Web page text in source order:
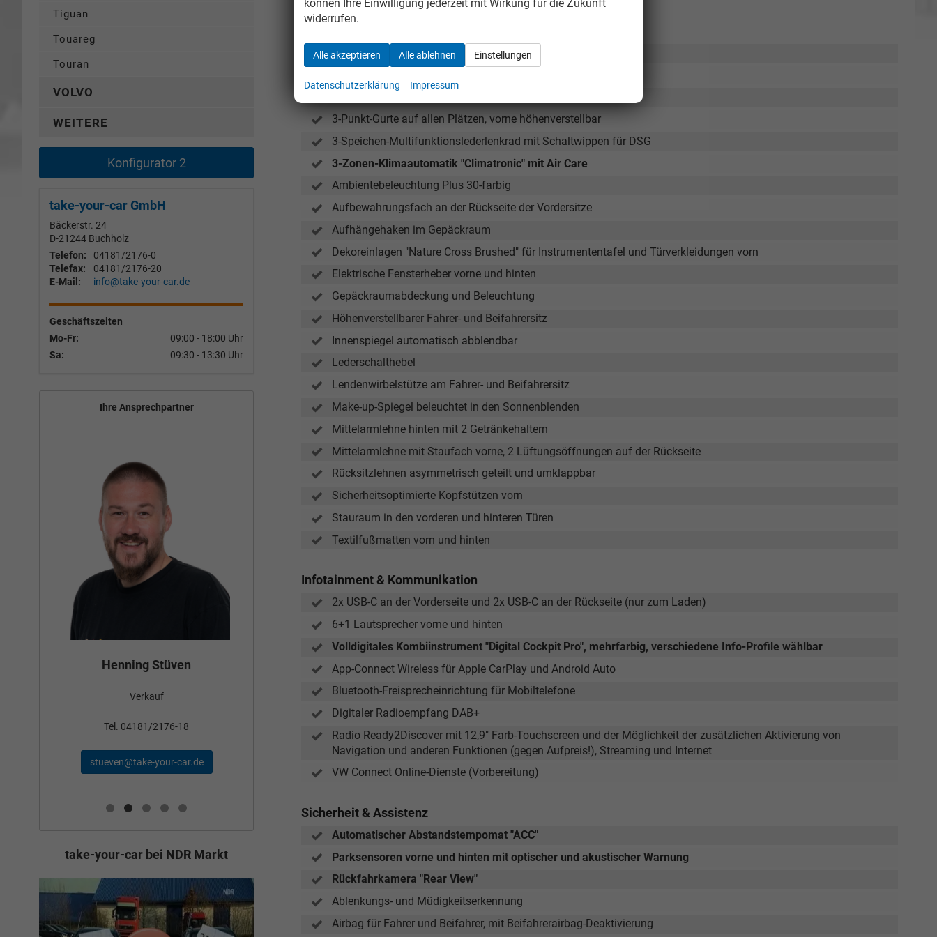
12V-Steckdose im Gepäckraum
3-Punkt-Gurte auf allen Plätzen, vorne höhenverstellbar
3-Speichen-Multifunktionslederlenkrad mit Schaltwippen für DSG
3-Zonen-Klimaautomatik "Climatronic" mit Air Care
Ambientebeleuchtung Plus 30-farbig
Aufbewahrungsfach an der Rückseite der Vordersitze
Aufhängehaken im Gepäckraum
Dekoreinlagen "Nature Cross Brushed" für Instrumententafel und Türverkleidungen vorn
Elektrische Fensterheber vorne und hinten
Gepäckraumabdeckung und Beleuchtung
Höhenverstellbarer Fahrer- und Beifahrersitz
Innenspiegel automatisch abblendbar
Lederschalthebel
Lendenwirbelstütze am Fahrer- und Beifahrersitz
Make-up-Spiegel beleuchtet in den Sonnenblenden
Mittelarmlehne hinten mit 2 Getränkehaltern
Mittelarmlehne mit Staufach vorne, 2 Lüftungsöffnungen auf der Rückseite
Rücksitzlehnen asymmetrisch geteilt und umklappbar
Sicherheitsoptimierte Kopfstützen vorn
Stauraum in den vorderen und hinteren Türen
Textilfußmatten vorn und hinten
Infotainment & Kommunikation
2x USB-C an der Vorderseite und 2x USB-C an der Rückseite (nur zum Laden)
6+1 Lautsprecher vorne und hinten
Volldigitales Kombiinstrument "Digital Cockpit Pro", mehrfarbig, verschiedene Info-Profile wählbar
App-Connect Wireless für Apple CarPlay und Android Auto
Bluetooth-Freisprecheinrichtung für Mobiltelefone
Digitaler Radioempfang DAB+
Radio Ready2Discover mit 12,9" Farb-Touchscreen und der Möglichkeit der zusätzlichen Aktivierung von
Navigation und anderen Funktionen (gegen Aufpreis!), Streaming und Internet
VW Connect Online-Dienste (Vorbereitung)
Sicherheit & Assistenz
Automatischer Abstandstempomat "ACC"
Parksensoren vorne und hinten mit optischer und akustischer Warnung
Rückfahrkamera "Rear View"
Ablenkungs- und Müdigkeitserkennung
Airbag für Fahrer und Beifahrer, mit Beifahrerairbag-Deaktivierung
Tiguan
Touareg
Touran
VOLVO
WEITERE
Konfigurator 2
take-your-car GmbH
Bäckerstr. 24
D-21244 Buchholz
Telefon:
04181/2176-0
Telefax:
04181/2176-20
E-Mail:
info@take-your-car.de
Geschäftszeiten
Mo-Fr:
09:00 - 18:00 Uhr
Sa:
09:30 - 13:30 Uhr
Ihre Ansprechpartner
Henning Stüven
Verkauf
Tel. 04181/2176-18
stueven@take-your-car.de
Bünyamin Schael
Verkauf
Tom Wollschläger
Verkauf
wollschlaeger@take-your-car.de
Elvedin Calakovic
calakovic@take-your-car.de
take-your-car bei NDR Markt
können Ihre Einwilligung jederzeit mit Wirkung für die Zukunft
widerrufen.
Alle akzeptieren Alle ablehnen Einstellungen
Datenschutzerklärung Impressum